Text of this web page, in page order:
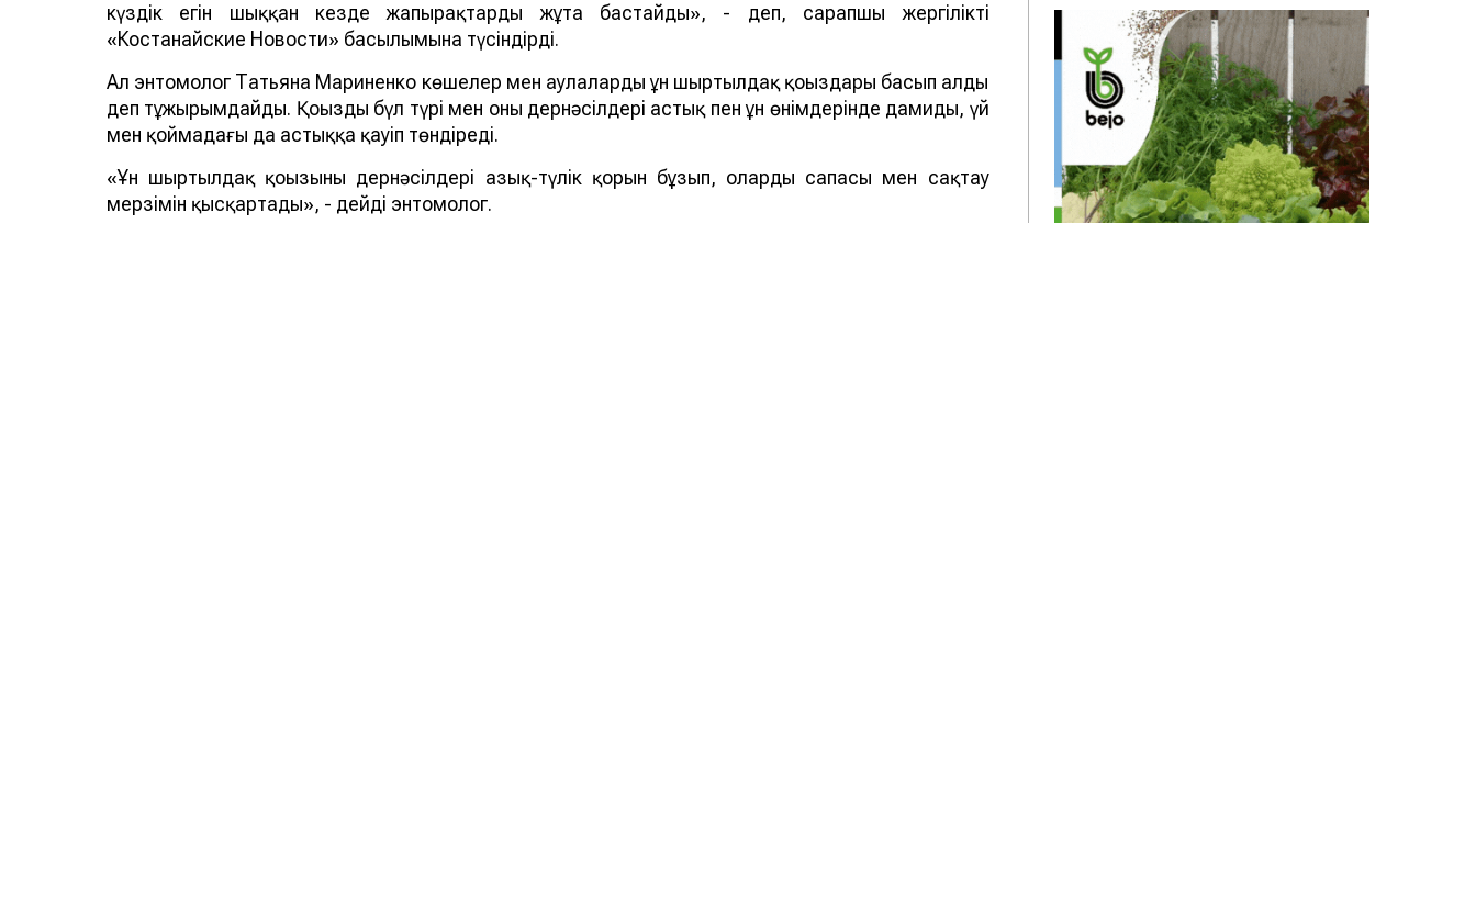
күздік егін шыққан кезде жапырақтарды жұта бастайды», - деп, сарапшы жергілікті
«Костанайские Новости» басылымына түсіндірді.
Ал энтомолог Татьяна Мариненко көшелер мен аулаларды ұн шыртылдақ қоңыздары басып алды
деп тұжырымдайды. Қоңыздың бүл түрі мен оның дернәсілдері астық пен ұн өнімдерінде дамиды, үй
мен қоймадағы да астыққа қауіп төндіреді.
«Ұн шыртылдақ қоңызының дернәсілдері азық-түлік қорын бұзып, олардың сапасы мен сақтау
мерзімін қысқартады», - дейді энтомолог.